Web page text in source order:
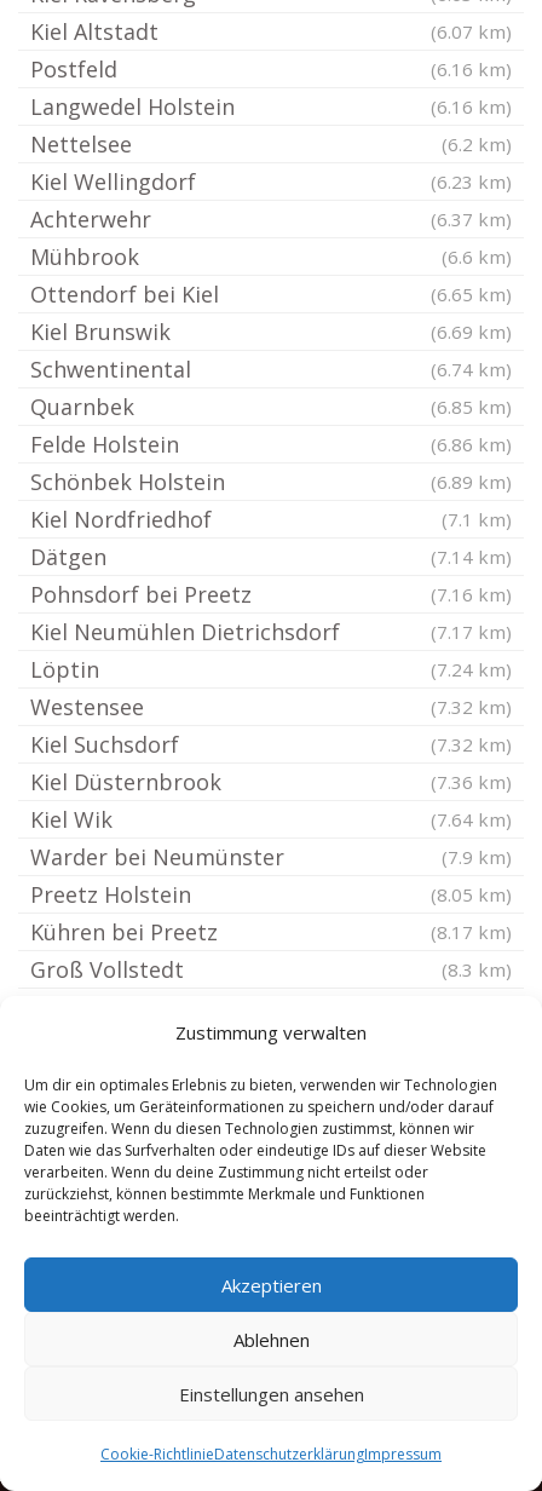
Zustimmung verwalten
Um dir ein optimales Erlebnis zu bieten, verwenden wir Technologien
wie Cookies, um Geräteinformationen zu speichern und/oder darauf
zuzugreifen. Wenn du diesen Technologien zustimmst, können wir
Daten wie das Surfverhalten oder eindeutige IDs auf dieser Website
verarbeiten. Wenn du deine Zustimmung nicht erteilst oder
zurückziehst, können bestimmte Merkmale und Funktionen
beeinträchtigt werden.
Akzeptieren
Ablehnen
Einstellungen ansehen
Cookie-RichtlinieDatenschutzerklärungImpressum
Kiel Altstadt (6.07 km)
Postfeld (6.16 km)
Langwedel Holstein (6.16 km)
Nettelsee (6.2 km)
Kiel Wellingdorf (6.23 km)
Achterwehr (6.37 km)
Mühbrook (6.6 km)
Ottendorf bei Kiel (6.65 km)
Kiel Brunswik (6.69 km)
Schwentinental (6.74 km)
Quarnbek (6.85 km)
Felde Holstein (6.86 km)
Schönbek Holstein (6.89 km)
Kiel Nordfriedhof (7.1 km)
Dätgen (7.14 km)
Pohnsdorf bei Preetz (7.16 km)
Kiel Neumühlen Dietrichsdorf (7.17 km)
Löptin (7.24 km)
Westensee (7.32 km)
Kiel Suchsdorf (7.32 km)
Kiel Düsternbrook (7.36 km)
Kiel Wik (7.64 km)
Warder bei Neumünster (7.9 km)
Preetz Holstein (8.05 km)
Kühren bei Preetz (8.17 km)
Groß Vollstedt (8.3 km)
Neumünster Altenholz
Mönkeberg (8.6 km)
Neuwittenbek (8.75 km)
Großharrie (8.78 km)
Schönkirchen Holstein
Rastorf Holstein
Schellhorn bei Preetz (8.95 km)